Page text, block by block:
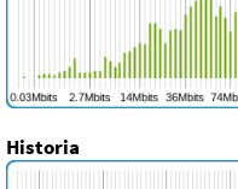
Historia